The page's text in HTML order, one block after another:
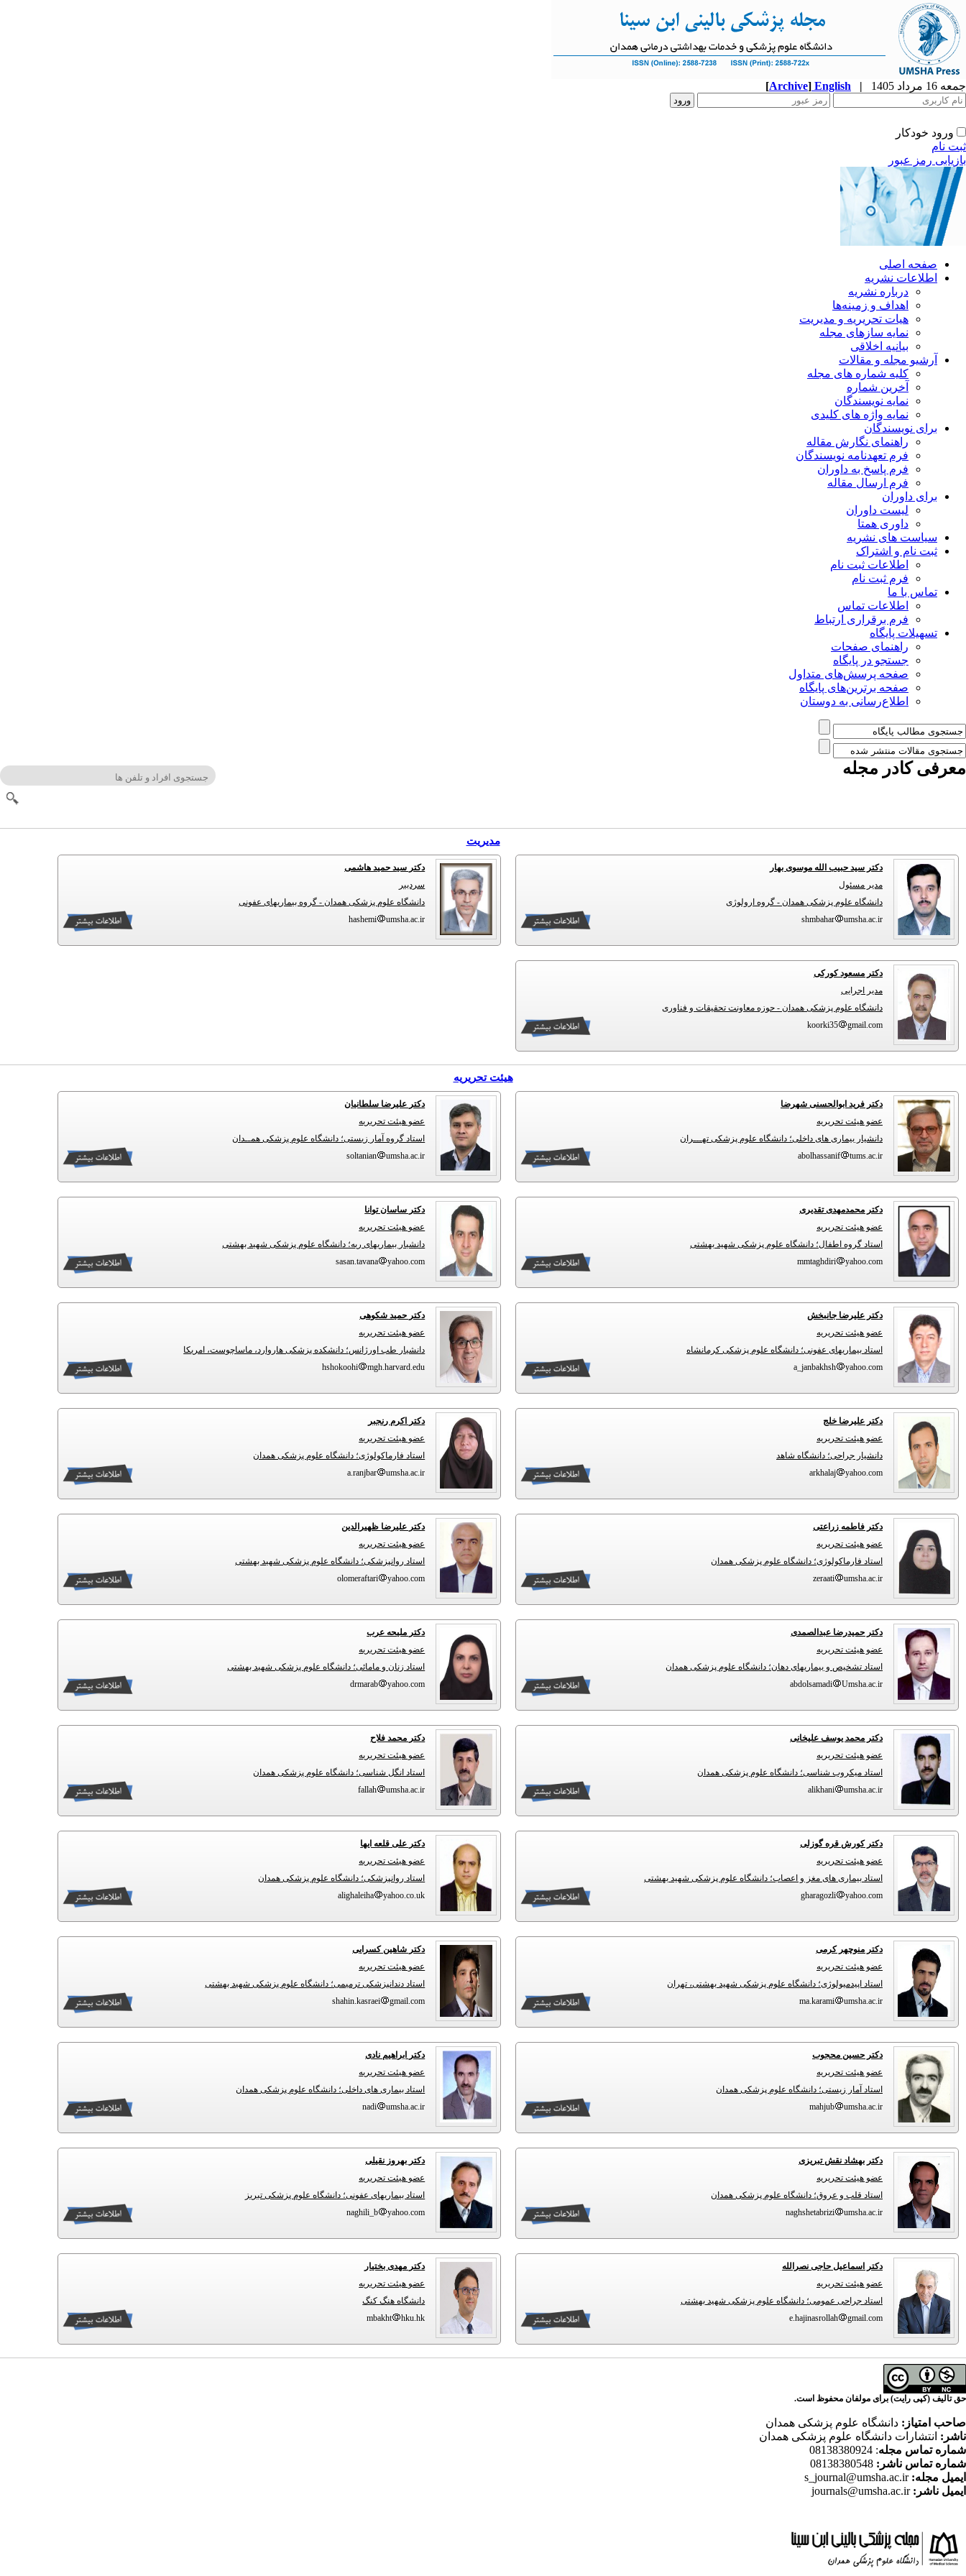
جمعه 16 مرداد 1405 |
English
[Archive]
ورود خودکار
ثبت نام
بازیابی رمز عبور
صفحه اصلی
اطلاعات نشریه
درباره نشریه
اهداف و زمینه‌ها
هیات تحریریه و مدیریت
نمایه سازهای مجله
بیانیه اخلاقی
آرشیو مجله و مقالات
کلیه شماره های مجله
آخرین شماره
نمایه نویسندگان
نمایه واژه های کلیدی
برای نویسندگان
راهنمای نگارش مقاله
فرم تعهدنامه نویسندگان
فرم پاسخ به داوران
فرم ارسال مقاله
برای داوران
لیست داوران
داوری همتا
سیاست های نشریه
ثبت نام و اشتراک
اطلاعات ثبت نام
فرم ثبت نام
تماس با ما
اطلاعات تماس
فرم برقراری ارتباط
تسهیلات پایگاه
راهنمای صفحات
جستجو در پایگاه
صفحه پرسش‌های متداول
صفحه برترین‌های پایگاه
اطلاع‌رسانی به دوستان
معرفی کادر مجله
مديريت
دکتر سید حبیب الله موسوی بهار
مدیر مسئول
دانشگاه علوم پزشکی همدان - گروه ارولوژی
shmbahar
umsha.ac.ir
دکتر سید حمید هاشمی
سردبیر
دانشگاه علوم پزشکی همدان - گروه بیماریهای عفونی
hashemi
umsha.ac.ir
دکتر مسعود کورکی
مدیر اجرایی
دانشگاه علوم پزشکی همدان - حوزه معاونت تحقیقات و فناوری
koorki35
gmail.com
هیئت تحریریه
دکتر فرید ابوالحسنی شهرضا
عضو هیئت تحریریه
دانشیار بیماری های داخلی؛ دانشگاه علوم پزشکی تهـــران
abolhassanif
tums.ac.ir
دکتر علیرضا سلطانیان
عضو هیئت تحریریه
استاد گروه آمار زیستی؛ دانشگاه علوم پزشکی همــدان
soltanian
umsha.ac.ir
دکتر محمدمهدی تقدیری
عضو هیئت تحریریه
استاد گروه اطفال؛ دانشگاه علوم پزشکی شهید بهشتی
mmtaghdiri
yahoo.com
دکتر ساسان توانا
عضو هیئت تحریریه
دانشیار بیماریهای ریه؛ دانشگاه علوم پزشکی شهید بهشتی
sasan.tavana
yahoo.com
دکتر علیرضا جانبخش
عضو هیئت تحریریه
استاد بیماریهای عفونی؛ دانشگاه علوم پزشکی کرمانشاه
a_janbakhsh
yahoo.com
دکتر حمید شکوهی
عضو هیئت تحریریه
دانشیار طب اورژانس؛ دانشکده پزشکی هاروارد، ماساچوست، امریکا
hshokoohi
mgh.harvard.edu
دکتر علیرضا خلج
عضو هیئت تحریریه
دانشیار جراحی؛ دانشگاه شاهد
arkhalaj
yahoo.com
دکتر اکرم رنجبر
عضو هیئت تحریریه
استاد فارماکولوژی؛ دانشگاه علوم پزشکی همدان
a.ranjbar
umsha.ac.ir
دکتر فاطمه زراعتی
عضو هیئت تحریریه
استاد فارماکولوژی؛ دانشگاه علوم پزشکی همدان
zeraati
umsha.ac.ir
دکتر علیرضا ظهیرالدین
عضو هیئت تحریریه
استاد روانپزشکی؛ دانشگاه علوم پزشکی شهید بهشتی
olomeraftari
yahoo.com
دکتر حمیدرضا عبدالصمدی
عضو هیئت تحریریه
استاد تشخیص و بیماریهای دهان؛ دانشگاه علوم پزشکی همدان
abdolsamadi
Umsha.ac.ir
دکتر ملیحه عرب
عضو هیئت تحریریه
استاد زنان و مامائی؛ دانشگاه علوم پزشکی شهید بهشتی
drmarab
yahoo.com
دکتر محمد یوسف علیخانی
عضو هیئت تحریریه
استاد میکروب شناسی؛ دانشگاه علوم پزشکی همدان
alikhani
umsha.ac.ir
دکتر محمد فلاح
عضو هیئت تحریریه
استاد انگل شناسی؛ دانشگاه علوم پزشکی همدان
fallah
umsha.ac.ir
دکتر کورش قره گوزلی
عضو هیئت تحریریه
استاد بیماری های مغز و اعصاب؛ دانشگاه علوم پزشکی شهید بهشتی
gharagozli
yahoo.com
دکتر علی قلعه ایها
عضو هیئت تحریریه
استاد روانپزشکی؛ دانشگاه علوم پزشکی همدان
alighaleiha
yahoo.co.uk
دکتر منوچهر کرمی
عضو هیئت تحریریه
استاد اپیدمیولوژی؛ دانشگاه علوم پزشکی شهید بهشتی، تهران
ma.karami
umsha.ac.ir
دکتر شاهین کسرایی
عضو هیئت تحریریه
استاد دندانپزشکی ترمیمی؛ دانشگاه علوم پزشکی شهید بهشتی
shahin.kasraei
gmail.com
دکتر حسین محجوب
عضو هیئت تحریریه
استاد آمار زیستی؛ دانشگاه علوم پزشکی همدان
mahjub
umsha.ac.ir
دکتر ابراهیم نادی
عضو هیئت تحریریه
استاد بیماری های داخلی؛ دانشگاه علوم پزشکی همدان
nadi
umsha.ac.ir
دکتر بهشاد نقش تبریزی
عضو هیئت تحریریه
استاد قلب و عروق؛ دانشگاه علوم پزشکی همدان
naghshetabrizi
umsha.ac.ir
دکتر بهروز نقیلی
عضو هیئت تحریریه
استاد بیماریهای عفونی؛ دانشگاه علوم پزشکی تبریز
naghili_b
yahoo.com
دکتر اسماعیل حاجی نصرالله
عضو هیئت تحریریه
استاد جراحی عمومی؛ دانشگاه علوم پزشکی شهید بهشتی
e.hajinasrollah
gmail.com
دکتر مهدی بختیار
عضو هیئت تحریریه
دانشگاه هنگ کنگ
mbakht
hku.hk
حق تالیف (کپی رایت) برای مولفان محفوظ است.
صاحب امتیاز: دانشگاه علوم پزشکی همدان
ناشر: انتشارات دانشگاه علوم پزشکی همدان
شماره تماس مجله: 08138380924
شماره تماس ناشر:
ایمیل مجله: s_journal@umsha.ac.ir
ایمیل ناشر: journals@umsha.ac.ir